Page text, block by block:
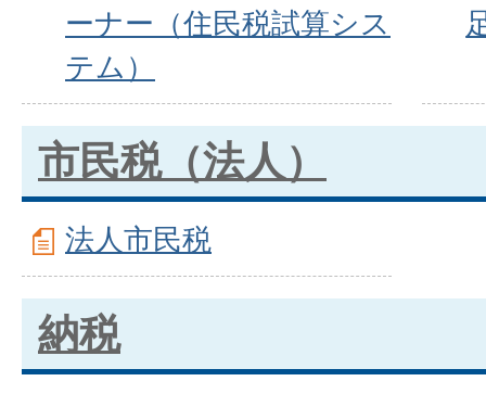
ーナー（住民税試算シス
テム）
市民税（法人）
法人市民税
納税